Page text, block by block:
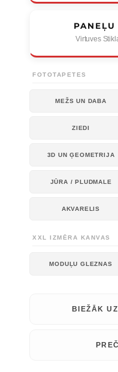
Virtuves
FOTOTAPETES
MEŽS UN DABA
ZIEDI
3D UN ĢEOMETRIJA
JŪRA / PLUDMALE
AKVARELIS
XXL IZMĒRA KANVAS
MODUĻU GLEZNAS
BIEŽĀK